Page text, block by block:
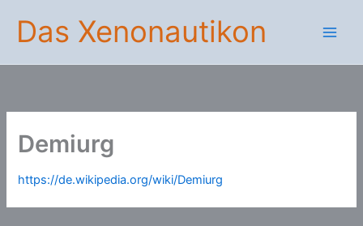
Inhalt
springen
Das Xenonautikon
Demiurg
https://de.wikipedia.org/wiki/Demiurg